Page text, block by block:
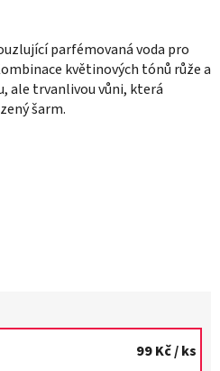
parfémovaná voda pro
květinových tónů růže a
ale trvanlivou vůni, která
šarm.
99 Kč/ ks